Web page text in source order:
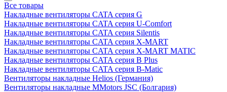
Все товары
Накладные вентиляторы CATA серия G
Накладные вентиляторы CATA серия U-Comfort
Накладные вентиляторы CATA серия Silentis
Накладные вентиляторы CATA серия X-MART
Накладные вентиляторы CATA серия X-MART MATIC
Накладные вентиляторы CATA серия B Plus
Накладные вентиляторы CATA серия B-Matic
Вентиляторы накладные Helios (Германия)
Вентиляторы накладные MMotors JSC (Болгария)